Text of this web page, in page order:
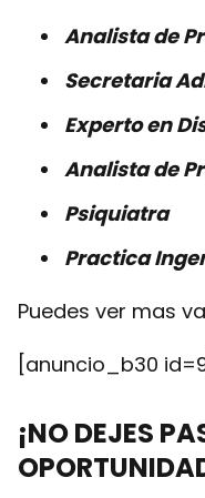
Analista de
Secretaria
Experto en
Analista de
Psiquiatra
Practica
Puedes ver mas
[anuncio_b30
¡NO DEJES